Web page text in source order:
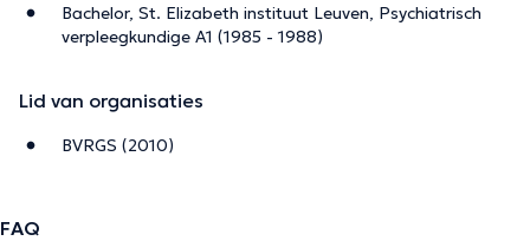
Bachelor, St. Elizabeth instituut Leuven, Psychiatrisch
verpleegkundige A1 (1985 - 1988)
Lid van organisaties
BVRGS (2010)
FAQ